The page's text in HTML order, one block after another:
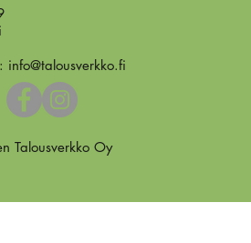
info@talousverkko.fi
Talousverkko Oy